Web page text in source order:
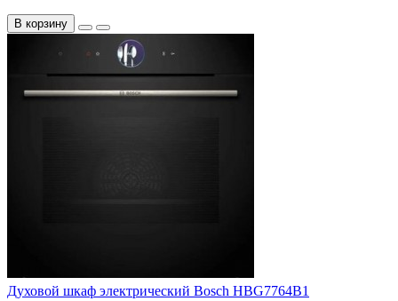
В корзину
Духовой шкаф электрический Bosch HBG7764B1